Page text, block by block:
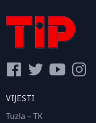
VIJESTI
Tuzla – TK